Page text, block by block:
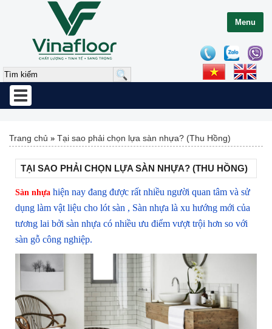
Menu
Toggle
navigation
Trang chủ » Tại sao phải chọn lựa sàn nhựa? (Thu Hồng)
TẠI SAO PHẢI CHỌN LỰA SÀN NHỰA? (THU HỒNG)
Sàn nhựa hiện nay đang được rất nhiều người quan tâm và sử
dụng làm vật liệu cho lót sàn , Sàn nhựa là xu hướng mới của
tương lai bởi sàn nhựa có nhiều ưu điểm vượt trội hơn so với
sàn gỗ công nghiệp.